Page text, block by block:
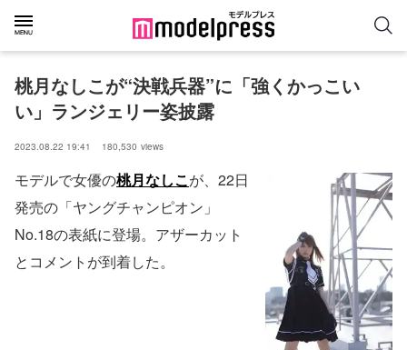
桃月なしこが“決戦兵器”に「強くかっこい
い」ランジェリー姿披露
2023.08.22 19:41 180,530 views
モデルで女優の桃月なしこが、22日
発売の「ヤングチャンピオン」
No.18の表紙に登場。アザーカット
とコメントが到着した。